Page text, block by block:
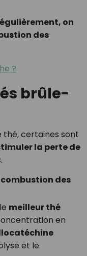
on
des
?
brûle-
thé, certaines sont
la perte de
combustion des
meilleur thé
en
et le